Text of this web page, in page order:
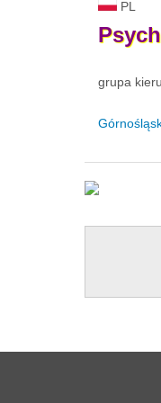
PL
grupa